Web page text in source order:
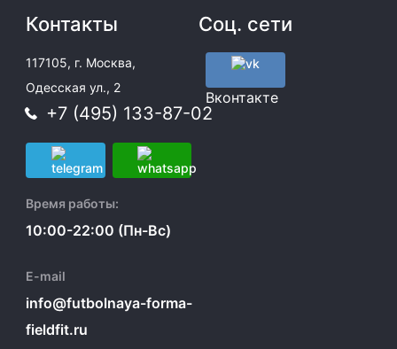
Контакты
117105, г. Москва,
Одесская ул., 2
+7 (495) 133-87-02
Время работы:
10:00-22:00 (Пн-Вс)
E-mail
info@futbolnaya-forma-
fieldfit.ru
Соц. сети
Вконтакте